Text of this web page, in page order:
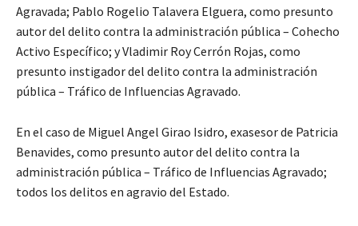
Agravada; Pablo Rogelio Talavera Elguera, como presunto
autor del delito contra la administración pública – Cohecho
Activo Específico; y Vladimir Roy Cerrón Rojas, como
presunto instigador del delito contra la administración
pública – Tráfico de Influencias Agravado.
En el caso de Miguel Angel Girao Isidro, exasesor de Patricia
Benavides, como presunto autor del delito contra la
administración pública – Tráfico de Influencias Agravado;
todos los delitos en agravio del Estado.